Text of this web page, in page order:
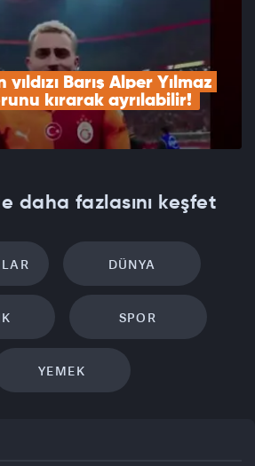
Barış Alper Yılmaz
kırarak ayrılabilir!
daha fazlasını keşfet
DÜNYA
SPOR
YEMEK